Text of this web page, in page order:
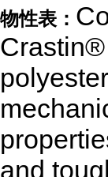
物性表：
and